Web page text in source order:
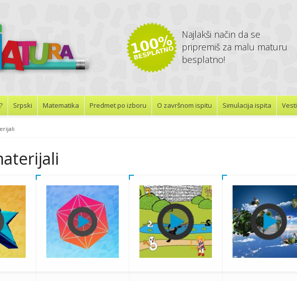
Najlakši način da se
pripremiš za malu maturu
besplatno!
Srpski Matematika Predmet po izboru O završnom ispitu Simulacija ispita Vesti